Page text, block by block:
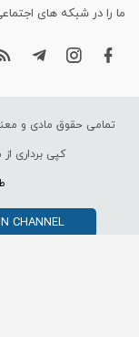
ما را در شبکه های
تمامی حقوق مادی و
کپی برداری
CHANNEL